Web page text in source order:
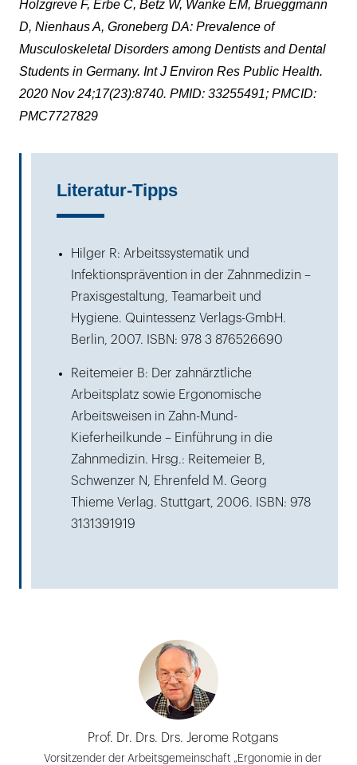
Holzgreve F, Erbe C, Betz W, Wanke EM, Brueggmann
D, Nienhaus A, Groneberg DA: Prevalence of
Musculoskeletal Disorders among Dentists and Dental
Students in Germany. Int J Environ Res Public Health.
2020 Nov 24;17(23):8740. PMID: 33255491; PMCID:
PMC7727829
Literatur-Tipps
Hilger R: Arbeitssystematik und
Infektionsprävention in der Zahnmedizin –
Praxisgestaltung, Teamarbeit und
Hygiene. Quintessenz Verlags-GmbH.
Berlin, 2007. ISBN: 978 3 876526690
Reitemeier B: Der zahnärztliche
Arbeitsplatz sowie Ergonomische
Arbeitsweisen in Zahn-Mund-
Kieferheilkunde – Einführung in die
Zahnmedizin. Hrsg.: Reitemeier B,
Schwenzer N, Ehrenfeld M. Georg
Thieme Verlag. Stuttgart, 2006. ISBN: 978
3131391919
Prof. Dr. Drs. Drs. Jerome Rotgans
Vorsitzender der Arbeitsgemeinschaft „Ergonomie in der